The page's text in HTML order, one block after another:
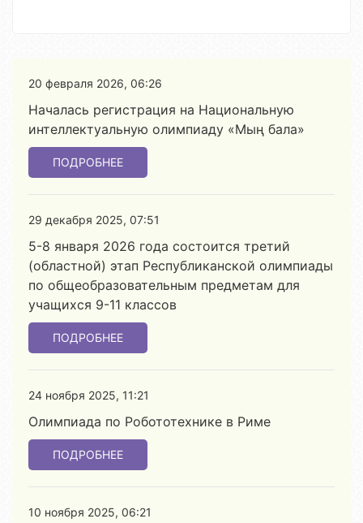
20 февраля 2026, 06:26
Началась регистрация на Национальную
интеллектуальную олимпиаду «Мың бала»
ПОДРОБНЕЕ
29 декабря 2025, 07:51
5-8 января 2026 года состоится третий
(областной) этап Республиканской олимпиады
по общеобразовательным предметам для
учащихся 9-11 классов
ПОДРОБНЕЕ
24 ноября 2025, 11:21
Олимпиада по Робототехнике в Риме
ПОДРОБНЕЕ
10 ноября 2025, 06:21